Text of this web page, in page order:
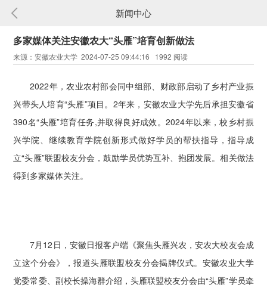
新闻中心
多家媒体关注安徽农大“头雁”培育创新做法
来源：安徽农业大学 2024-07-25 09:44:16 1992 阅读
2022年，农业农村部会同中组部、财政部启动了乡村产业振
兴带头人培育“头雁”项目。2年来，安徽农业大学先后承担安徽省
390名“头雁”培育任务,并取得良好成效。2024年以来，校乡村振
兴学院、继续教育学院创新形式做好学员的帮扶指导，指导成
立“头雁”联盟校友分会，鼓励学员优势互补、抱团发展。相关做法
得到多家媒体关注。
7月12日，安徽日报客户端《聚焦头雁兴农，安农大校友会成
立这个分会》，报道头雁联盟校友分会揭牌仪式。安徽农业大学
党委常委、副校长操海群介绍，头雁联盟校友分会由“头雁”学员牵